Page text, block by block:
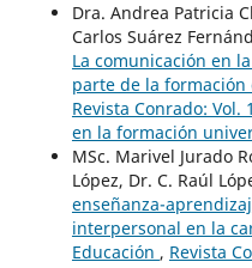
Dra. Andrea Patricia
Carlos Suárez
La comunicación en
parte de la
Revista Conrado: Vol.
en la formación
MSc. Marivel Jurado
López, Dr. C. Raúl
enseñanza-
interpersonal en la
Educación , Revista